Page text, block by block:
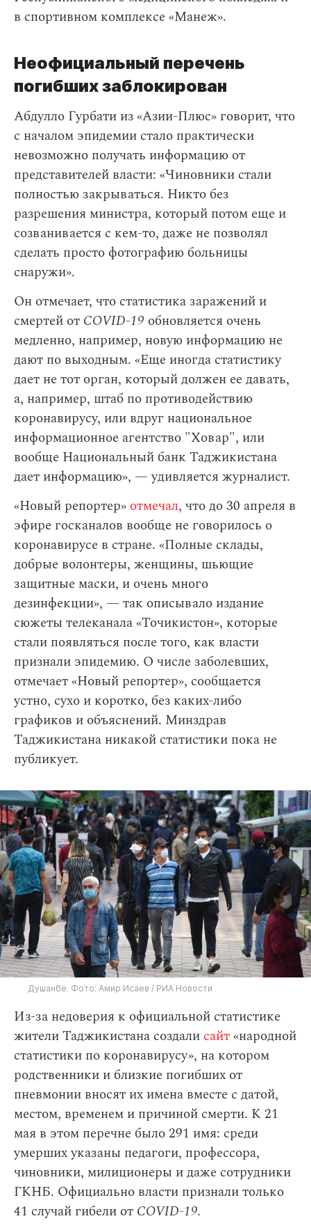
в спортивном комплексе «Манеж».
Неофициальный перечень
погибших заблокирован
Абдулло Гурбати из «Азии-Плюс» говорит, что
с началом эпидемии стало практически
невозможно получать информацию от
представителей власти: «Чиновники стали
полностью закрываться. Никто без
разрешения министра, который потом еще и
созванивается с кем-то, даже не позволял
сделать просто фотографию больницы
снаружи».
Он отмечает, что статистика заражений и
смертей от COVID-19 обновляется очень
медленно, например, новую информацию не
дают по выходным. «Еще иногда статистику
дает не тот орган, который должен ее давать,
а, например, штаб по противодействию
коронавирусу, или вдруг национальное
информационное агентство "Ховар", или
вообще Национальный банк Таджикистана
дает информацию», — удивляется журналист.
«Новый репортер» отмечал, что до 30 апреля в
эфире госканалов вообще не говорилось о
коронавирусе в стране. «Полные склады,
добрые волонтеры, женщины, шьющие
защитные маски, и очень много
дезинфекции», — так описывало издание
сюжеты телеканала «Точикистон», которые
стали появляться после того, как власти
признали эпидемию. О числе заболевших,
отмечает «Новый репортер», сообщается
устно, сухо и коротко, без каких-либо
графиков и объяснений. Минздрав
Таджикистана никакой статистики пока не
публикует.
Душанбе. Фото: Амир Исаев / РИА Новости
Из-за недоверия к официальной статистике
жители Таджикистана создали сайт«народной
статистики по коронавирусу», на котором
родственники и близкие погибших от
пневмонии вносят их имена вместе с датой,
местом, временем и причиной смерти. К 21
мая в этом перечне было 291 имя: среди
умерших указаны педагоги, профессора,
чиновники, милиционеры и даже сотрудники
ГКНБ. Официально власти признали только
41 случай гибели от COVID-19.